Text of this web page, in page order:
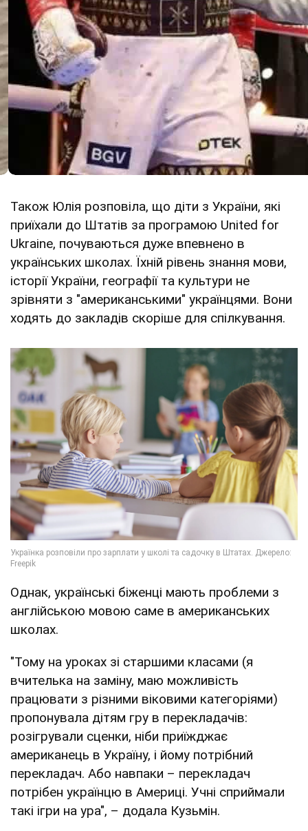
Також Юлія розповіла, що діти з України, які
приїхали до Штатів за програмою United for
Ukraine, почуваються дуже впевнено в
українських школах. Їхній рівень знання мови,
історії України, географії та культури не
зрівняти з "американськими" українцями. Вони
ходять до закладів скоріше для спілкування.
Однак, українські біженці мають проблеми з
англійською мовою саме в американських
школах.
"Тому на уроках зі старшими класами (я
вчителька на заміну, маю можливість
працювати з різними віковими категоріями)
пропонувала дітям гру в перекладачів:
розігрували сценки, ніби приїжджає
американець в Україну, і йому потрібний
перекладач. Або навпаки – перекладач
потрібен українцю в Америці. Учні сприймали
такі ігри на ура", – додала Кузьмін.